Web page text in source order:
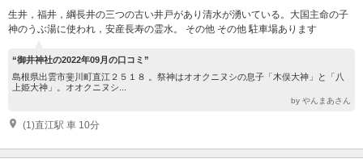
生井，福井，綱長井の三つの古い井戸があり清水が湧いている。大国主命の子
神のうぶ湯に使われ，安産長寿の霊水。 その他 その他 駐車場あります
“御井神社の2022年09月の口コミ”
島根県出雲市斐川町直江２５１８ 。祭神はオオクニヌシの息子「木俣大神」と「八
上姫大神」。オオクニヌシ...
by やんまあさん
(1)直江駅 車 10分